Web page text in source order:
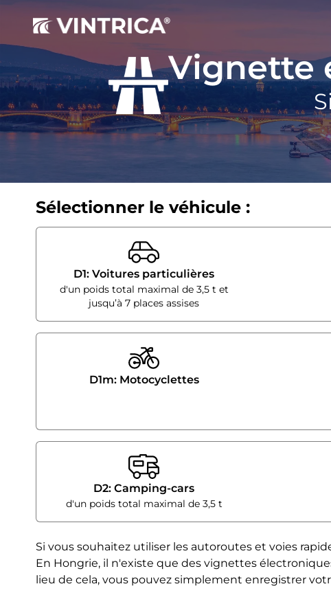
Vignette
Si vous souhaitez utiliser les autoroutes et voies
En Hongrie, il n'existe que des vignettes
lieu de cela, vous pouvez simplement enregistrer
Sélectionner le véhicule :
D1: Voitures particulières
d'un poids total maximal de 3,5 t et
jusqu’à 7 places assises
D1m: Motocyclettes
D2: Camping-cars
d'un poids total maximal de 3,5 t